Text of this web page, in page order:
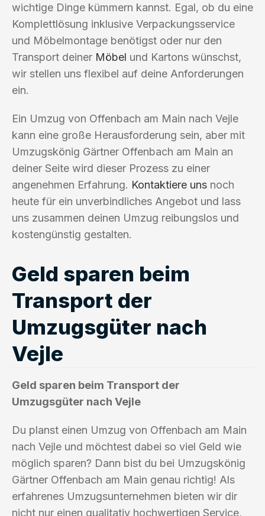
wichtige Dinge kümmern kannst. Egal, ob du eine
Komplettlösung inklusive Verpackungsservice
und Möbelmontage benötigst oder nur den
Transport deiner Möbel und Kartons wünschst,
wir stellen uns flexibel auf deine Anforderungen
ein.
Ein Umzug von Offenbach am Main nach Vejle
kann eine große Herausforderung sein, aber mit
Umzugskönig Gärtner Offenbach am Main an
deiner Seite wird dieser Prozess zu einer
angenehmen Erfahrung. Kontaktiere uns noch
heute für ein unverbindliches Angebot und lass
uns zusammen deinen Umzug reibungslos und
kostengünstig gestalten.
Geld sparen beim
Transport der
Umzugsgüter nach
Vejle
Geld sparen beim Transport der
Umzugsgüter nach Vejle
Du planst einen Umzug von Offenbach am Main
nach Vejle und möchtest dabei so viel Geld wie
möglich sparen? Dann bist du bei Umzugskönig
Gärtner Offenbach am Main genau richtig! Als
erfahrenes Umzugsunternehmen bieten wir dir
nicht nur einen qualitativ hochwertigen Service,